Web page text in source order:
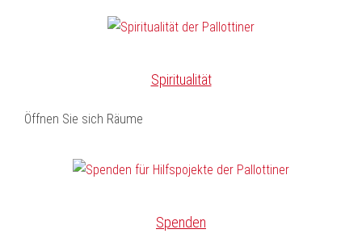
Spiritualität
Öffnen Sie sich Räume
Spenden